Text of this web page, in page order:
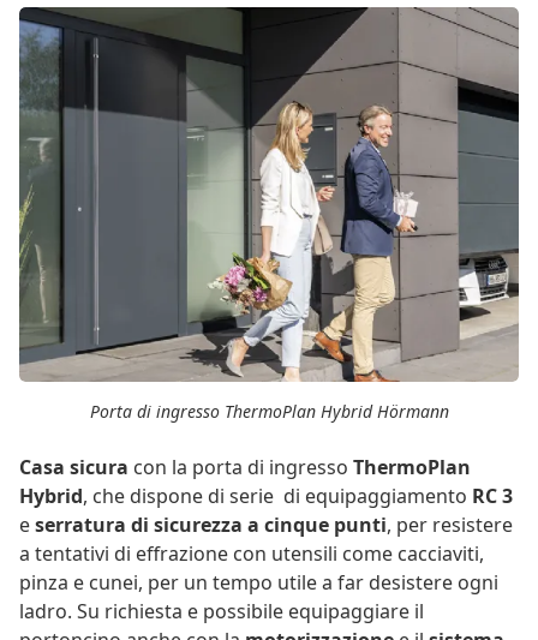
Porta di ingresso ThermoPlan Hybrid Hörmann
Casa sicura con la porta di ingresso ThermoPlan
Hybrid, che dispone di serie di equipaggiamento RC 3
eserratura di sicurezza a cinque punti, per resistere
a tentativi di effrazione con utensili come cacciaviti,
pinza e cunei, per un tempo utile a far desistere ogni
ladro. Su richiesta e possibile equipaggiare il